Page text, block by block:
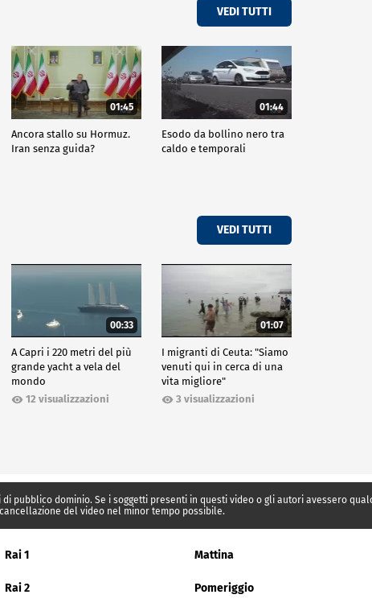
VEDI TUTTI
01:45
Ancora stallo su Hormuz.
Iran senza guida?
01:44
Esodo da bollino nero tra
caldo e temporali
VEDI TUTTI
00:33
A Capri i 220 metri del più
grande yacht a vela del
mondo
12 visualizzazioni
01:07
I migranti di Ceuta: "Siamo
venuti qui in cerca di una
vita migliore"
3 visualizzazioni
pubblico dominio. Se i soggetti presenti in questi video o gli autori avessero
del video nel minor tempo possibile.
Rai 1 Mattina
Rai 2 Pomeriggio